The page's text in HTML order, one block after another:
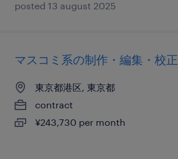
posted 13 august 2025
マスコミ系の制作・編集・校正
東京都港区, 東京都
contract
¥243,730 per month